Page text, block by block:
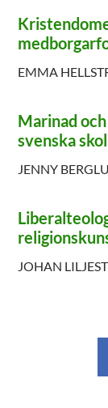
EMMA
Marinad
svenska
JENNY
JOHAN